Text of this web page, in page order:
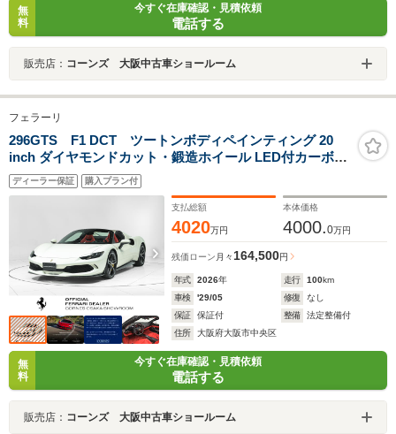
無
料
今すぐ在庫確認・見積依頼
電話する
販売店： コーンズ 大阪中古車ショールーム
フェラーリ
296GTS F1 DCT ツートンボディペインティング 20
inch ダイヤモンドカット・鍛造ホイール LED付カーボン
ファイバー製ステアリングホイール カーボンファイバー
製アッパートンネル
ディーラー保証 購入プラン付
支払総額
4020万円
本体価格
4000.0万円
残価ローン 月々164,500円
年式 2026年 走行 100km
車検
'29/05 修復
なし
保証
保証付 整備
法定整備付
住所
大阪府大阪市中央区
無
料
今すぐ在庫確認・見積依頼
電話する
販売店： コーンズ 大阪中古車ショールーム